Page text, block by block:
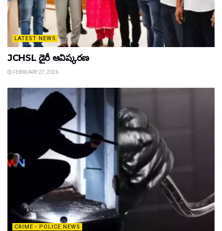
LATEST NEWS
JCHSL డైరీ ఆవిష్కరణ
FEBRUARY 27, 2026
CRIME - POLICE NEWS